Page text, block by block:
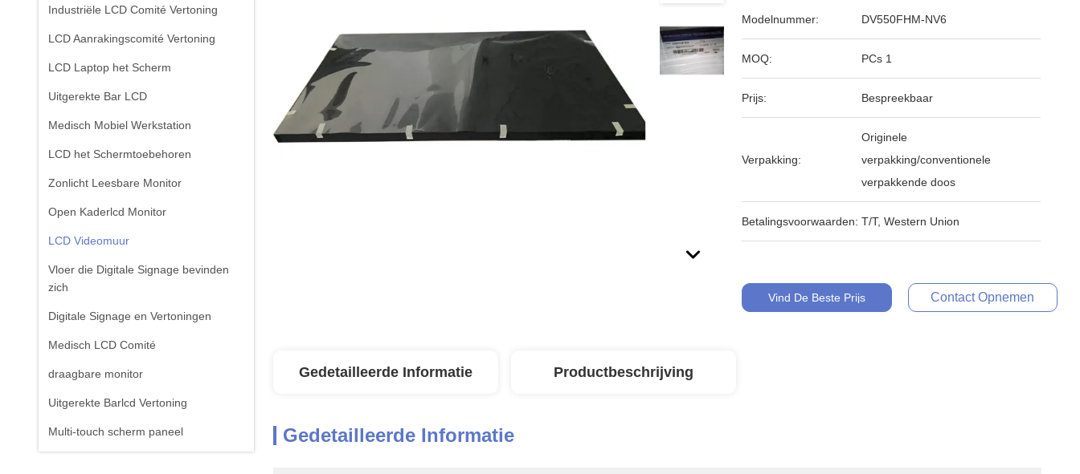
Industriële LCD Comité Vertoning
LCD Aanrakingscomité Vertoning
LCD Laptop het Scherm
Uitgerekte Bar LCD
Medisch Mobiel Werkstation
LCD het Schermtoebehoren
Zonlicht Leesbare Monitor
Open Kaderlcd Monitor
LCD Videomuur
Vloer die Digitale Signage bevinden
zich
Digitale Signage en Vertoningen
Medisch LCD Comité
draagbare monitor
Uitgerekte Barlcd Vertoning
Multi-touch scherm paneel
Modelnummer: DV550FHM-NV6
MOQ: PCs 1
Prijs: Bespreekbaar
Verpakking:
Originele
verpakking/conventionele
verpakkende doos
Betalingsvoorwaarden: T/T, Western Union
Vind De Beste Prijs Contact Opnemen
Gedetailleerde Informatie Productbeschrijving
Gedetailleerde Informatie